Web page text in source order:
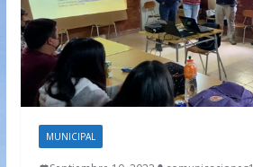
MUNICIPAL